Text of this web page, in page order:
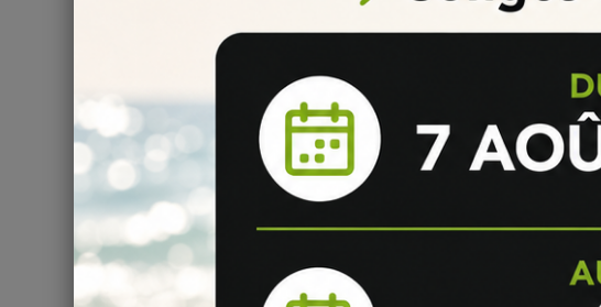
Utilisation de la base e-liquide
base e-liquide 100% VG format 115 ml
est utilisée comme
de la nicotine pour créer votre propre e-liquide personnalisé. Pour
votre choix, selon les dosages recommandés.
Les avantages de la base e-
Labase e-liquide 100% VG format 115 ml présente de nombreux
1. Sans propylène glycol
: La base e-liquide 100% VG est idéale
2.
Vapeur dense et épaisse: Grâce à sa composition à 100% de VG,